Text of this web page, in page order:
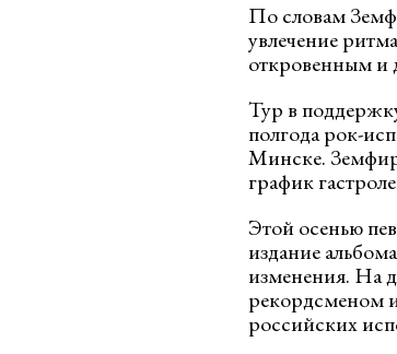
По словам
увлечение
откровенным и
Тур в
полгода рок-
Минске.
график
Этой осенью
издание
изменения. На
рекордсменом
российских